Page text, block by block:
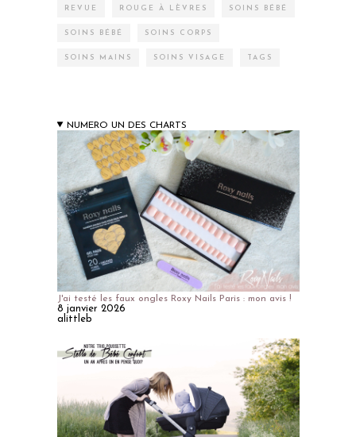
REVUE ROUGE À LÈVRES SOINS BÉBÉ
SOINS BÉBÉ SOINS CORPS
SOINS MAINS SOINS VISAGE TAGS
NUMERO UN DES CHARTS
J'ai testé les faux ongles Roxy Nails Paris : mon avis !
8 janvier 2026
alittleb